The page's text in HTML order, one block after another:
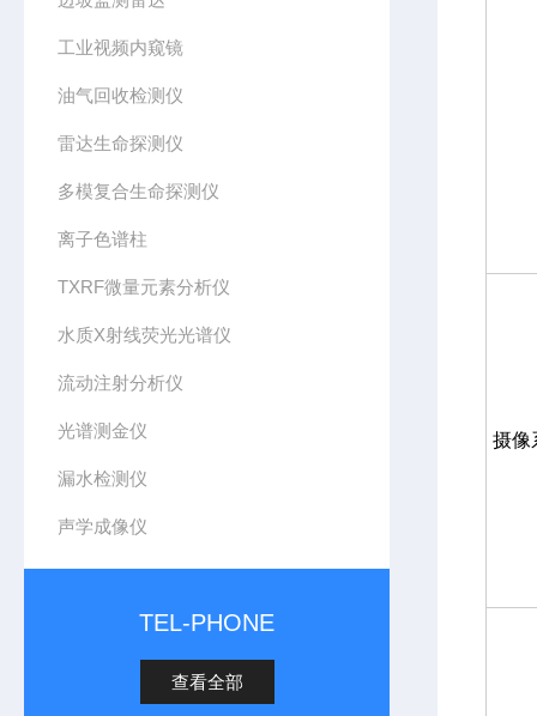
工业视频内窥镜
油气回收检测仪
雷达生命探测仪
多模复合生命探测仪
离子色谱柱
TXRF微量元素分析仪
水质X射线荧光光谱仪
流动注射分析仪
光谱测金仪
漏水检测仪
声学成像仪
TEL-PHONE
查看全部
摄像